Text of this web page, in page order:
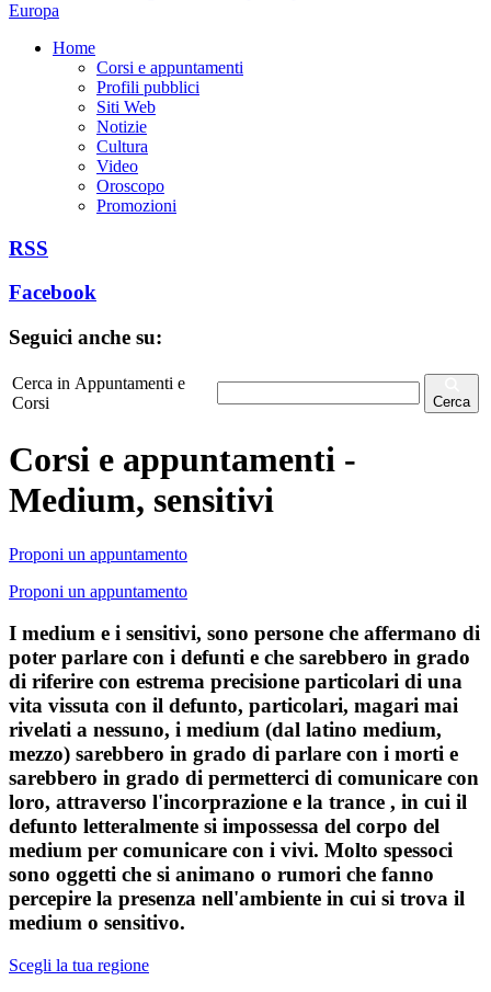
Home
Corsi e appuntamenti
Profili pubblici
Siti Web
Notizie
Cultura
Video
Oroscopo
Promozioni
RSS
Facebook
Seguici anche su:
Cerca in Appuntamenti e
Corsi
Cerca
Corsi e appuntamenti -
Medium, sensitivi
Proponi un appuntamento
Proponi un appuntamento
I medium e i sensitivi, sono persone che affermano di
poter parlare con i defunti e che sarebbero in grado
di riferire con estrema precisione particolari di una
vita vissuta con il defunto, particolari, magari mai
rivelati a nessuno, i medium (dal latino medium,
mezzo) sarebbero in grado di parlare con i morti e
sarebbero in grado di permetterci di comunicare con
loro, attraverso l'incorprazione e la trance , in cui il
defunto letteralmente si impossessa del corpo del
medium per comunicare con i vivi. Molto spessoci
sono oggetti che si animano o rumori che fanno
percepire la presenza nell'ambiente in cui si trova il
medium o sensitivo.
Scegli la tua regione